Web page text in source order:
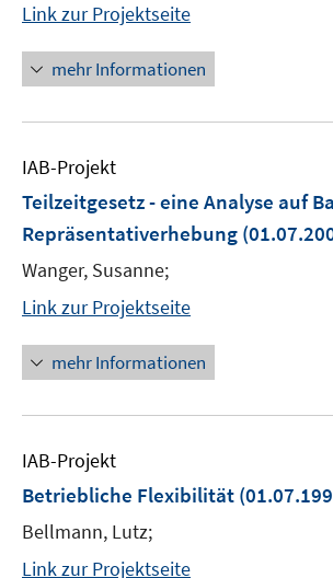
Link zur Projektseite
mehr Informationen
IAB-Projekt
Teilzeitgesetz - eine Analyse auf
Repräsentativerhebung
Wanger, Susanne;
Link zur Projektseite
mehr Informationen
IAB-Projekt
Betriebliche Flexibilität
Bellmann, Lutz;
Link zur Projektseite